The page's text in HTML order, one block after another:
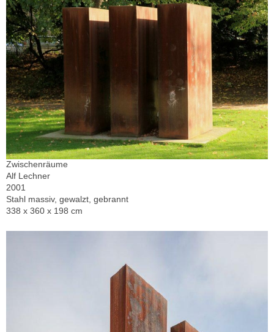
Zwischenräume
Alf Lechner
2001
Stahl massiv, gewalzt, gebrannt
338 x 360 x 198 cm